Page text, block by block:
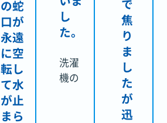
の蛇
口が
永遠
に空
転し
て水
が止
まら
し
た。
洗濯
機の
で
焦
り
ま
し
た
が
迅